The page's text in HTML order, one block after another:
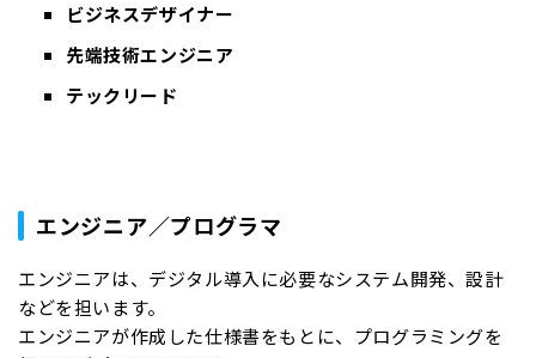
ビジネスデザイナー
先端技術エンジニア
テックリード
エンジニア／プログラマ
エンジニアは、デジタル導入に必要なシステム開発、設計
などを担います。
エンジニアが作成した仕様書をもとに、プログラミングを